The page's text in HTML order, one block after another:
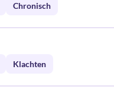
Chronisch
Klachten